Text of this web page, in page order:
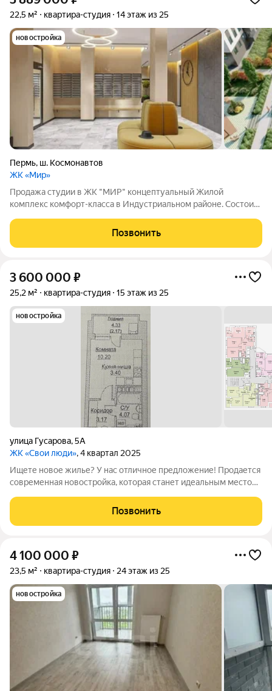
22,5 м² квартира-студия 14 этаж из 25
новостройка
Пермь, ш. Космонавтов
ЖК «Мир»
Продажа студии в ЖК "МИР" концептуальный Жилой
комплекс комфорт-класса в Индустриальном районе. Состоит
большой зелёный двор-парк без машин с системой контроля
доступа, просторная парковка,
Позвонить
3 600 000 ₽
25,2 м² квартира-студия 15 этаж из 25
новостройка
улица Гусарова,5А
ЖК «Свои люди», 4 квартал 2025
Ищете новое жилье? У нас отличное предложение! Продается
современная новостройка, которая станет идеальным местом
Пермь, Свердловский район ул Гусарова - Площадь квартиры:
25.17 кв м - Этаж:
Позвонить
4 100 000 ₽
23,5 м² квартира-студия 24 этаж из 25
новостройка